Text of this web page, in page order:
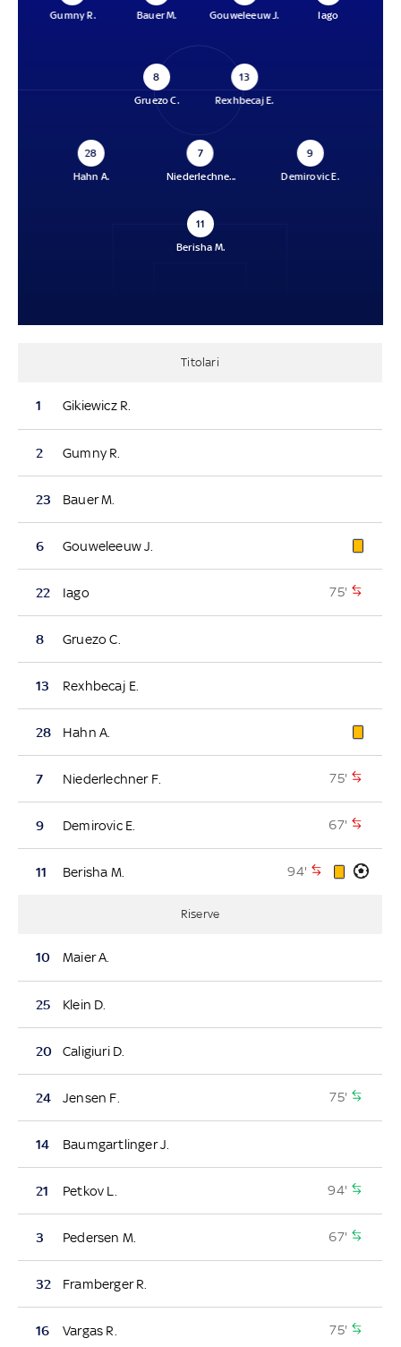
Gumny R.
Bauer M.
Gouweleeuw J.
Iago
8
Gruezo C.
13
Rexhbecaj E.
28
Hahn A.
7
Niederlechne...
9
Demirovic E.
11
Berisha M.
Titolari
1 Gikiewicz R.
2 Gumny R.
23 Bauer M.
6 Gouweleeuw J.
22 Iago 75'
8 Gruezo C.
13 Rexhbecaj E.
28 Hahn A.
7 Niederlechner F. 75'
9 Demirovic E. 67'
11 Berisha M. 94'
Riserve
10 Maier A.
25 Klein D.
20 Caligiuri D.
24 Jensen F. 75'
14 Baumgartlinger J.
21 Petkov L. 94'
3 Pedersen M. 67'
32 Framberger R.
16 Vargas R. 75'